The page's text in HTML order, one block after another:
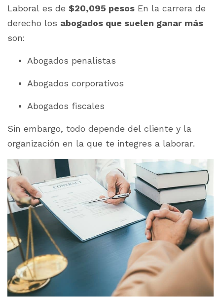
Laboral es de $20,095 pesos En la carrera de
derecho los abogados que suelen ganar más
son:
Abogados penalistas
Abogados corporativos
Abogados fiscales
Sin embargo, todo depende del cliente y la
organización en la que te integres a laborar.